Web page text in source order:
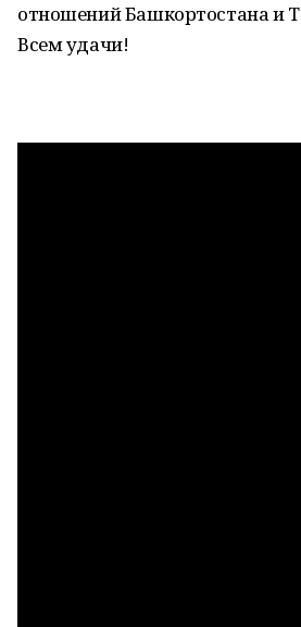
отношений Башкортостана и
Всем удачи!